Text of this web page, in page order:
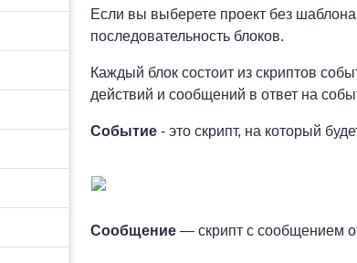
Если вы выберете проект без
последовательность блоков.
Каждый блок состоит из скриптов
действий и сообщений в ответ на
Событие - это скрипт, на который
Сообщение — скрипт с сообщением